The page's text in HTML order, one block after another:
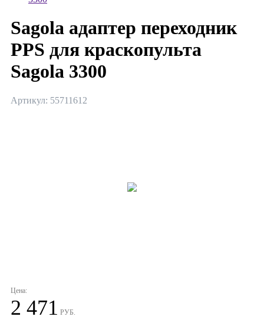
Sagola адаптер переходник
PPS для краскопульта
Sagola 3300
Артикул: 55711612
Цена:
2 471 РУБ.